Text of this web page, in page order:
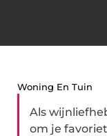
Woning En Tuin
Als
om je